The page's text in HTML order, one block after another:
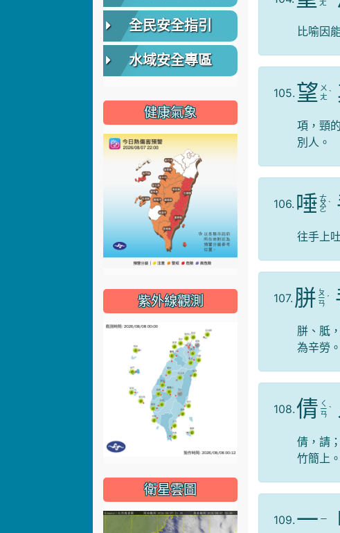
ㄤ
比喻因
105. 望 ㄨ
ㄤ ˋ
項，頸
別人。
106. 唾 ㄊ
ㄨ
ㄛ
ˋ
往手上
107. 胼 ㄆ
ㄧ
ㄢ
ˊ
胼、胝
為辛勞。
108.倩 ㄑ
ㄧ
ㄢ
ˋ
倩，請
竹簡上
109. 一 ㄧ
全民安全指引
水域安全專區
健康氣象
紫外線觀測
衛星雲圖